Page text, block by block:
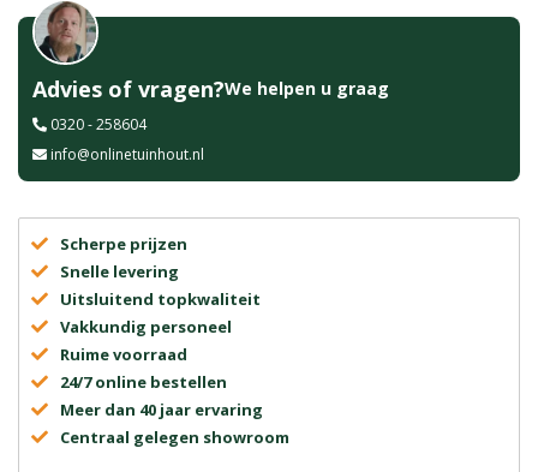
Advies of vragen?We helpen u graag
0320 - 258604
info@onlinetuinhout.nl
Scherpe prijzen
Snelle levering
Uitsluitend topkwaliteit
Vakkundig personeel
Ruime voorraad
24/7 online bestellen
Meer dan 40 jaar ervaring
Centraal gelegen showroom